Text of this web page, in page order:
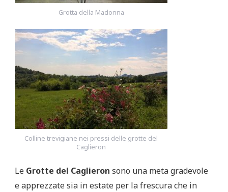
Grotta della Madonna
Colline trevigiane nei pressi delle grotte del
Caglieron
Le Grotte del Caglieron sono una meta gradevole
e apprezzate sia in estate per la frescura che in